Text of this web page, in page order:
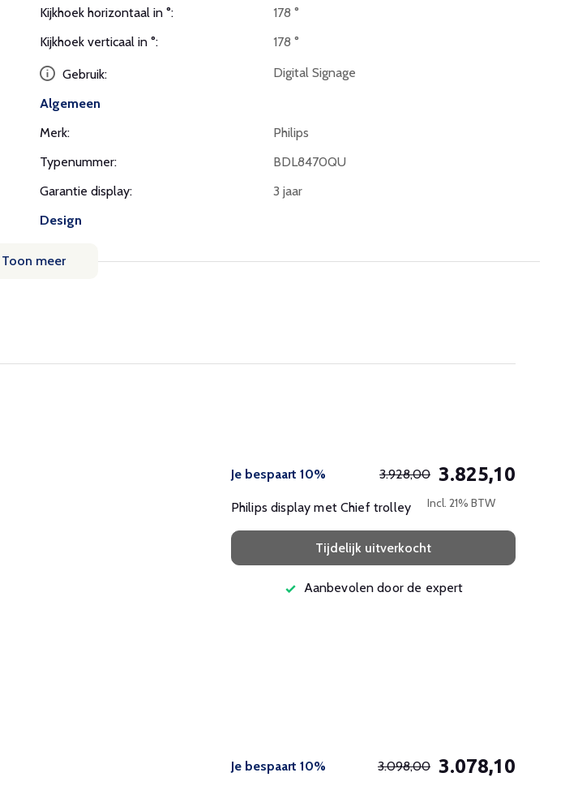
Kijkhoek horizontaal in °:
178 °
Kijkhoek verticaal in °:
178 °
Gebruik:
Digital Signage
Algemeen
Merk:
Philips
Typenummer:
BDL8470QU
Garantie display:
3 jaar
Design
Toon meer
Je bespaart 10% 3.928,00 3.825,10
Philips display met Chief trolley Incl. 21% BTW
Tijdelijk uitverkocht
Aanbevolen door de expert
Je bespaart 10% 3.098,00 3.078,10